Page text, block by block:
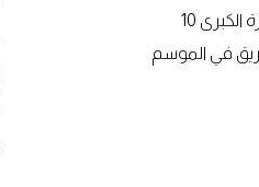
أعلن اليوم ’فريق كاديلاك فورمولا 1‘ عن توقيع عقد مع سائقَين نجمَين أساسيَين هما فالتيري بوتاس، الفائز بالجائزة الكبرى 10
الكبرى 6 مرّات – وذلك لقيادة الفريق في الموسم